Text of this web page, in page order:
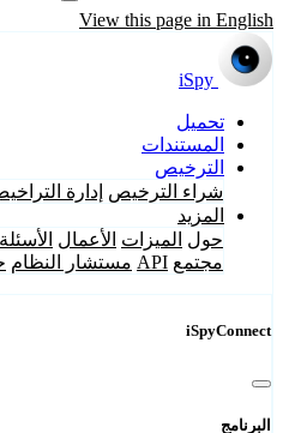
View this page in English
iSpy
تحميل
المستندات
الترخيص
شراء الترخيص إدارة
المزيد
حول الميزات الأعمال
مجتمع API مستشار النظام
iSpyConnect
البرنامج